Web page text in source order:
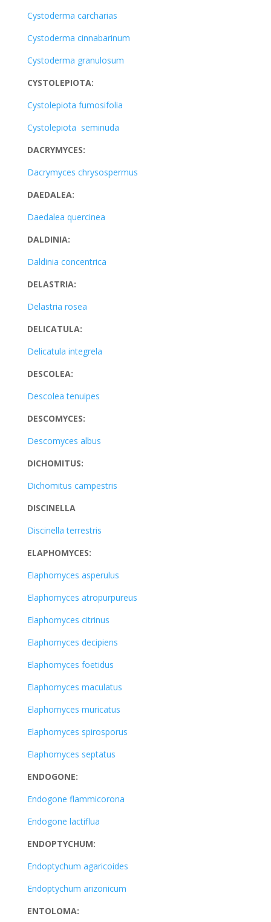
Cystoderma carcharias
Cystoderma cinnabarinum
Cystoderma granulosum
CYSTOLEPIOTA:
Cystolepiota fumosifolia
Cystolepiota seminuda
DACRYMYCES:
Dacrymyces chrysospermus
DAEDALEA:
Daedalea quercinea
DALDINIA:
Daldinia concentrica
DELASTRIA:
Delastria rosea
DELICATULA:
Delicatula integrela
DESCOLEA:
Descolea tenuipes
DESCOMYCES:
Descomyces albus
DICHOMITUS:
Dichomitus campestris
DISCINELLA
Discinella terrestris
ELAPHOMYCES:
Elaphomyces asperulus
Elaphomyces atropurpureus
Elaphomyces citrinus
Elaphomyces decipiens
Elaphomyces foetidus
Elaphomyces maculatus
Elaphomyces muricatus
Elaphomyces spirosporus
Elaphomyces septatus
ENDOGONE:
Endogone flammicorona
Endogone lactiflua
ENDOPTYCHUM:
Endoptychum agaricoides
Endoptychum arizonicum
ENTOLOMA: